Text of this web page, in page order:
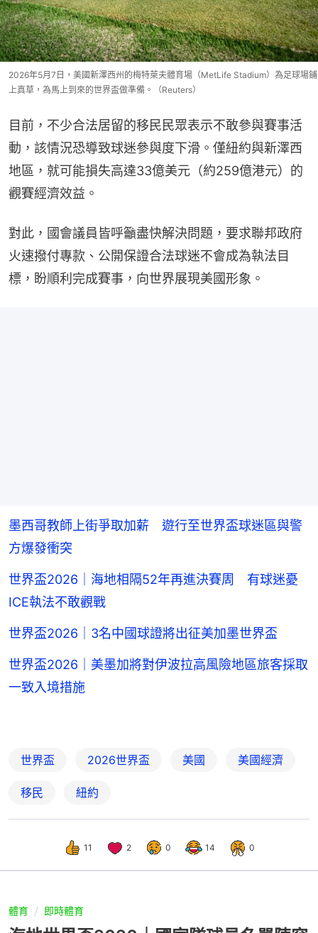
2026年5月7日，美國新澤西州的梅特萊夫體育場（MetLife Stadium）為足球場鋪
上真草，為馬上到來的世界盃做準備。（Reuters）
目前，不少合法居留的移民民眾表示不敢參與賽事活
動，該情況恐導致球迷參與度下滑。僅紐約與新澤西
地區，就可能損失高達33億美元（約259億港元）的
觀賽經濟效益。
對此，國會議員皆呼籲盡快解決問題，要求聯邦政府
火速撥付專款、公開保證合法球迷不會成為執法目
標，盼順利完成賽事，向世界展現美國形象。
墨西哥教師上街爭取加薪 遊行至世界盃球迷區與警
方爆發衝突
世界盃2026｜海地相隔52年再進決賽周 有球迷憂
ICE執法不敢觀戰
世界盃2026｜3名中國球證將出征美加墨世界盃
世界盃2026｜美墨加將對伊波拉高風險地區旅客採取
一致入境措施
世界盃 2026世界盃 美國 美國經濟
移民 紐約
11 2 0 14 0
體育 即時體育